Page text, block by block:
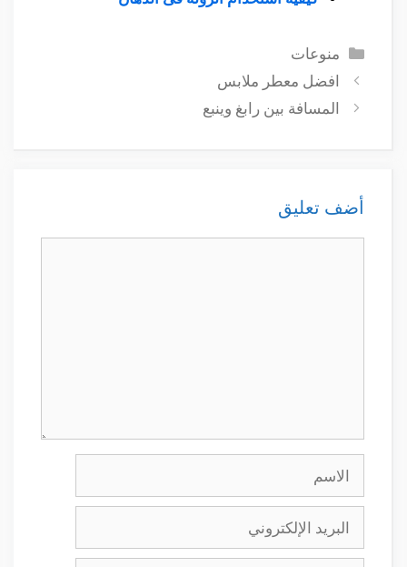
التصنيفات
منوعات
افضل معطر ملابس
المسافة بين رابغ وينبع
أضف تعليق
الاسم
البريد
الإلكتروني